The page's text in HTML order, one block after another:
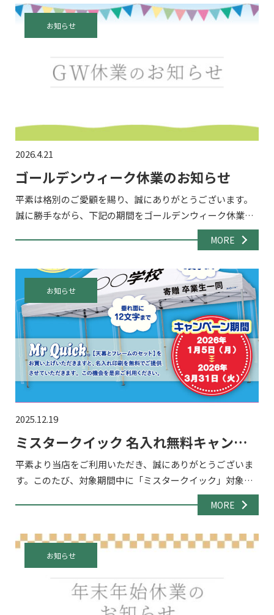
2026.4.21
ゴールデンウィーク休業のお知らせ
平素は格別のご愛顧を賜り、誠にありがとうございます。
誠に勝手ながら、下記の期間をゴールデンウィーク休業と
させていただきます。 ■ 休業期間2026年5月2日（土）～ 5
月6日（水） 休業期間中もお問い合わせフォーム・メ […]
お知らせ
MORE
2025.12.19
ミスタークイック 名入れ無料キャンペ
ーン2026！
平素より当店をご利用いただき、誠にありがとうございま
す。このたび、対象期間中に「ミスタークイック」対象商
品をご購入いただいたお客様を対象に、天幕への名入れが
無料となるキャンペーンを実施いたします。 イベント・展
お知らせ
MORE
お知らせ